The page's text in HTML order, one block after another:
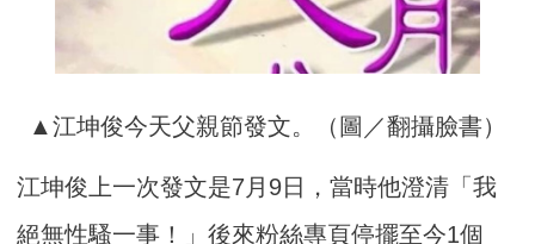
▲江坤俊今天父親節發文。（圖／翻攝臉書）
江坤俊上一次發文是7月9日，當時他澄清「我
絕無性騷一事！」後來粉絲專頁停擺至今1個